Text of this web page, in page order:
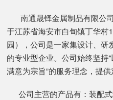
南通晟铎金属制品有限公
于江苏省海安市白甸镇丁华村
园），公司是一家集设计、
的专业型企业。公司始终坚持
满意为宗旨”的服务理念，提供
公司主营的产品有：装配